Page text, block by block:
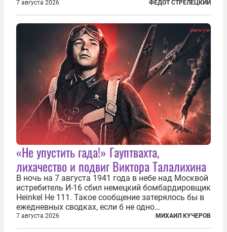
относительно. Но метафизически —
безотносительно тяжелый. Десять рассказов,
каждый из которых напрямую или косвенно (в
основном —...
7 августа 2026 ФЕДОТ СТРЕЛЕЦКИЙ
«Не упустить гада!» Гауптвахта,
лихачество и подвиг Виктора Талалихина
В ночь на 7 августа 1941 года в небе над Москвой
истребитель И-16 сбил немецкий бомбардировщик
Heinkel He 111. Такое сообщение затерялось бы в
ежедневных сводках, если б не одно
обстоятельство. Это был один из первых в
истории отечественной авиации ночных таранов.
7 августа 2026 МИХАИЛ КУЧЕРОВ